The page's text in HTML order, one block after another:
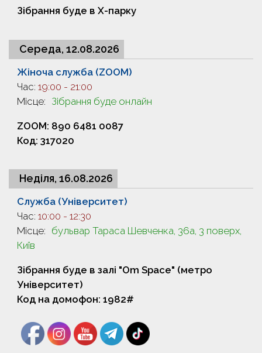
Зібрання буде в X-парку
Середа, 12.08.2026
Жіноча служба (ZOOM)
Час: 19:00 - 21:00
Місце: Зібрання буде онлайн
ZOOM: 890 6481 0087
Код: 317020
Неділя, 16.08.2026
Служба (Університет)
Час: 10:00 - 12:30
Місце: бульвар Тараса Шевченка, 36а, 3 поверх,
Київ
Зібрання буде в залі "Om Space" (метро
Університет)
Код на домофон: 1982#